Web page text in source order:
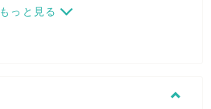
もっと見る